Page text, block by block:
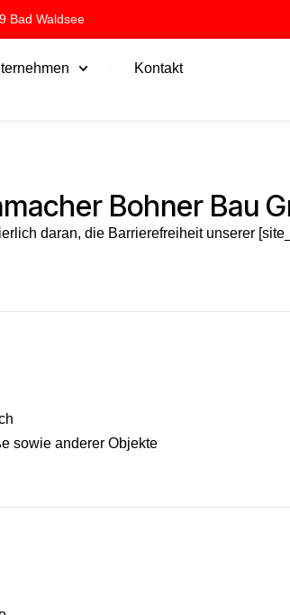
Bad Waldsee
Kontakt
Bohner Bau
daran, die Barrierefreiheit unserer
sowie anderer Objekte